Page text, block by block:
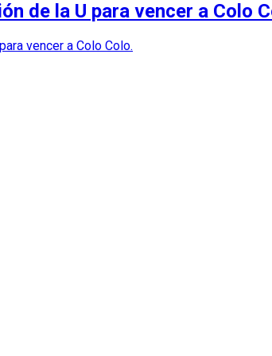
de la U para vencer a Colo
vencer a Colo Colo.